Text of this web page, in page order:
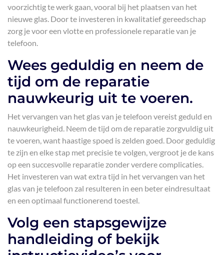
voorzichtig te werk gaan, vooral bij het plaatsen van het
nieuwe glas. Door te investeren in kwalitatief gereedschap
zorg je voor een vlotte en professionele reparatie van je
telefoon.
Wees geduldig en neem de
tijd om de reparatie
nauwkeurig uit te voeren.
Het vervangen van het glas van je telefoon vereist geduld en
nauwkeurigheid. Neem de tijd om de reparatie zorgvuldig uit
te voeren, want haastige spoed is zelden goed. Door geduldig
te zijn en elke stap met precisie te volgen, vergroot je de kans
op een succesvolle reparatie zonder verdere complicaties.
Het investeren van wat extra tijd in het vervangen van het
glas van je telefoon zal resulteren in een beter eindresultaat
en een optimaal functionerend toestel.
Volg een stapsgewijze
handleiding of bekijk